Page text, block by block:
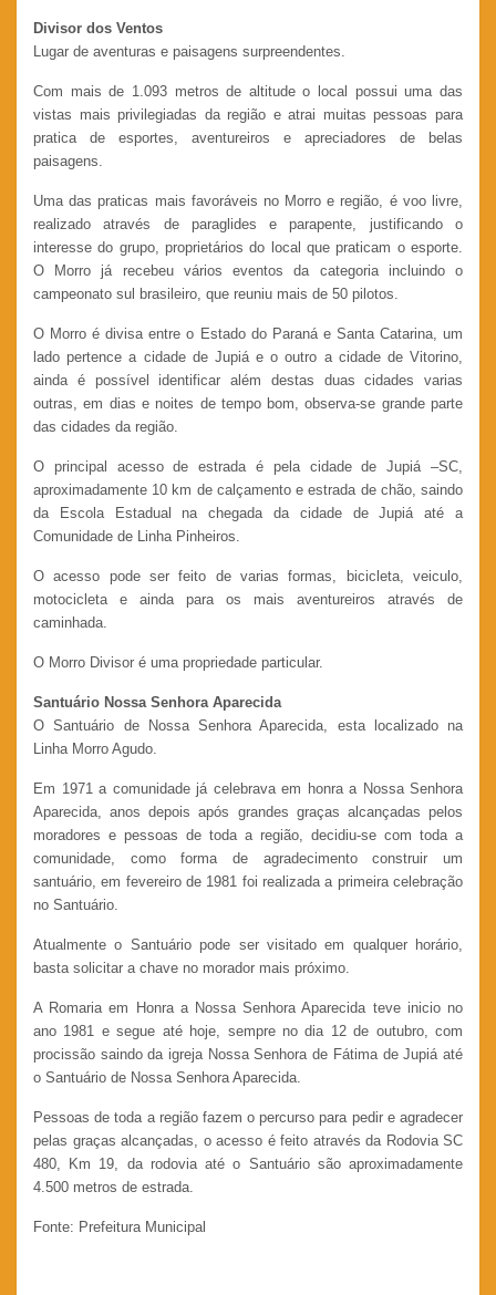
Divisor dos Ventos
Lugar de aventuras e paisagens surpreendentes.
Com mais de 1.093 metros de altitude o local possui uma das
vistas mais privilegiadas da região e atrai muitas pessoas para
pratica de esportes, aventureiros e apreciadores de belas
paisagens.
Uma das praticas mais favoráveis no Morro e região, é voo livre,
realizado através de paraglides e parapente, justificando o
interesse do grupo, proprietários do local que praticam o esporte.
O Morro já recebeu vários eventos da categoria incluindo o
campeonato sul brasileiro, que reuniu mais de 50 pilotos.
O Morro é divisa entre o Estado do Paraná e Santa Catarina, um
lado pertence a cidade de Jupiá e o outro a cidade de Vitorino,
ainda é possível identificar além destas duas cidades varias
outras, em dias e noites de tempo bom, observa-se grande parte
das cidades da região.
O principal acesso de estrada é pela cidade de Jupiá –SC,
aproximadamente 10 km de calçamento e estrada de chão, saindo
da Escola Estadual na chegada da cidade de Jupiá até a
Comunidade de Linha Pinheiros.
O acesso pode ser feito de varias formas, bicicleta, veiculo,
motocicleta e ainda para os mais aventureiros através de
caminhada.
O Morro Divisor é uma propriedade particular.
Santuário Nossa Senhora Aparecida
O Santuário de Nossa Senhora Aparecida, esta localizado na
Linha Morro Agudo.
Em 1971 a comunidade já celebrava em honra a Nossa Senhora
Aparecida, anos depois após grandes graças alcançadas pelos
moradores e pessoas de toda a região, decidiu-se com toda a
comunidade, como forma de agradecimento construir um
santuário, em fevereiro de 1981 foi realizada a primeira celebração
no Santuário.
Atualmente o Santuário pode ser visitado em qualquer horário,
basta solicitar a chave no morador mais próximo.
A Romaria em Honra a Nossa Senhora Aparecida teve inicio no
ano 1981 e segue até hoje, sempre no dia 12 de outubro, com
procissão saindo da igreja Nossa Senhora de Fátima de Jupiá até
o Santuário de Nossa Senhora Aparecida.
Pessoas de toda a região fazem o percurso para pedir e agradecer
pelas graças alcançadas, o acesso é feito através da Rodovia SC
480, Km 19, da rodovia até o Santuário são aproximadamente
4.500 metros de estrada.
Fonte: Prefeitura Municipal